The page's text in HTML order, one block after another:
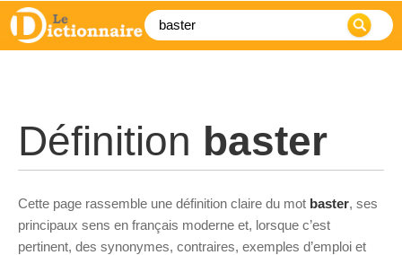
Définition baster
Cette page rassemble une définition claire du mot baster, ses
principaux sens en français moderne et, lorsque c’est
pertinent, des synonymes, contraires, exemples d’emploi et